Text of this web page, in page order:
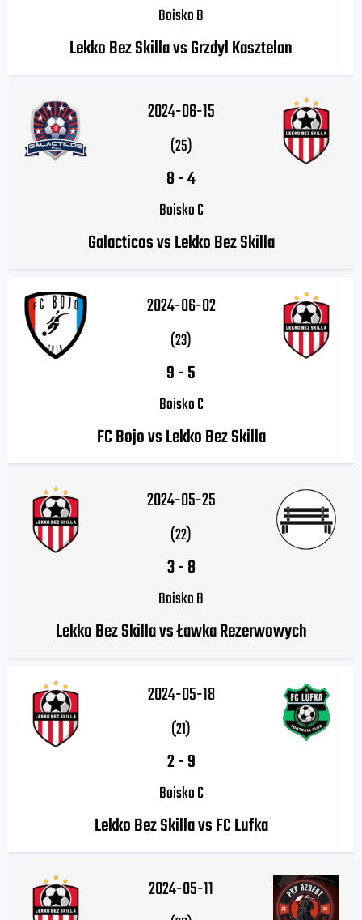
Boisko B
Lekko Bez Skilla vs Grzdyl Kasztelan
2024-06-15
(25)
8-4
Boisko C
Galacticos vs Lekko Bez Skilla
2024-06-02
(23)
9-5
Boisko C
FC Bojo vs Lekko Bez Skilla
2024-05-25
(22)
3-8
Boisko B
Lekko Bez Skilla vs Ławka Rezerwowych
2024-05-18
(21)
2-9
Boisko C
Lekko Bez Skilla vs FC Lufka
2024-05-11